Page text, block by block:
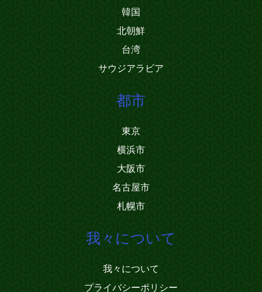
韓国
北朝鮮
台湾
サウジアラビア
都市
東京
横浜市
大阪市
名古屋市
札幌市
我々について
我々について
プライバシーポリシー